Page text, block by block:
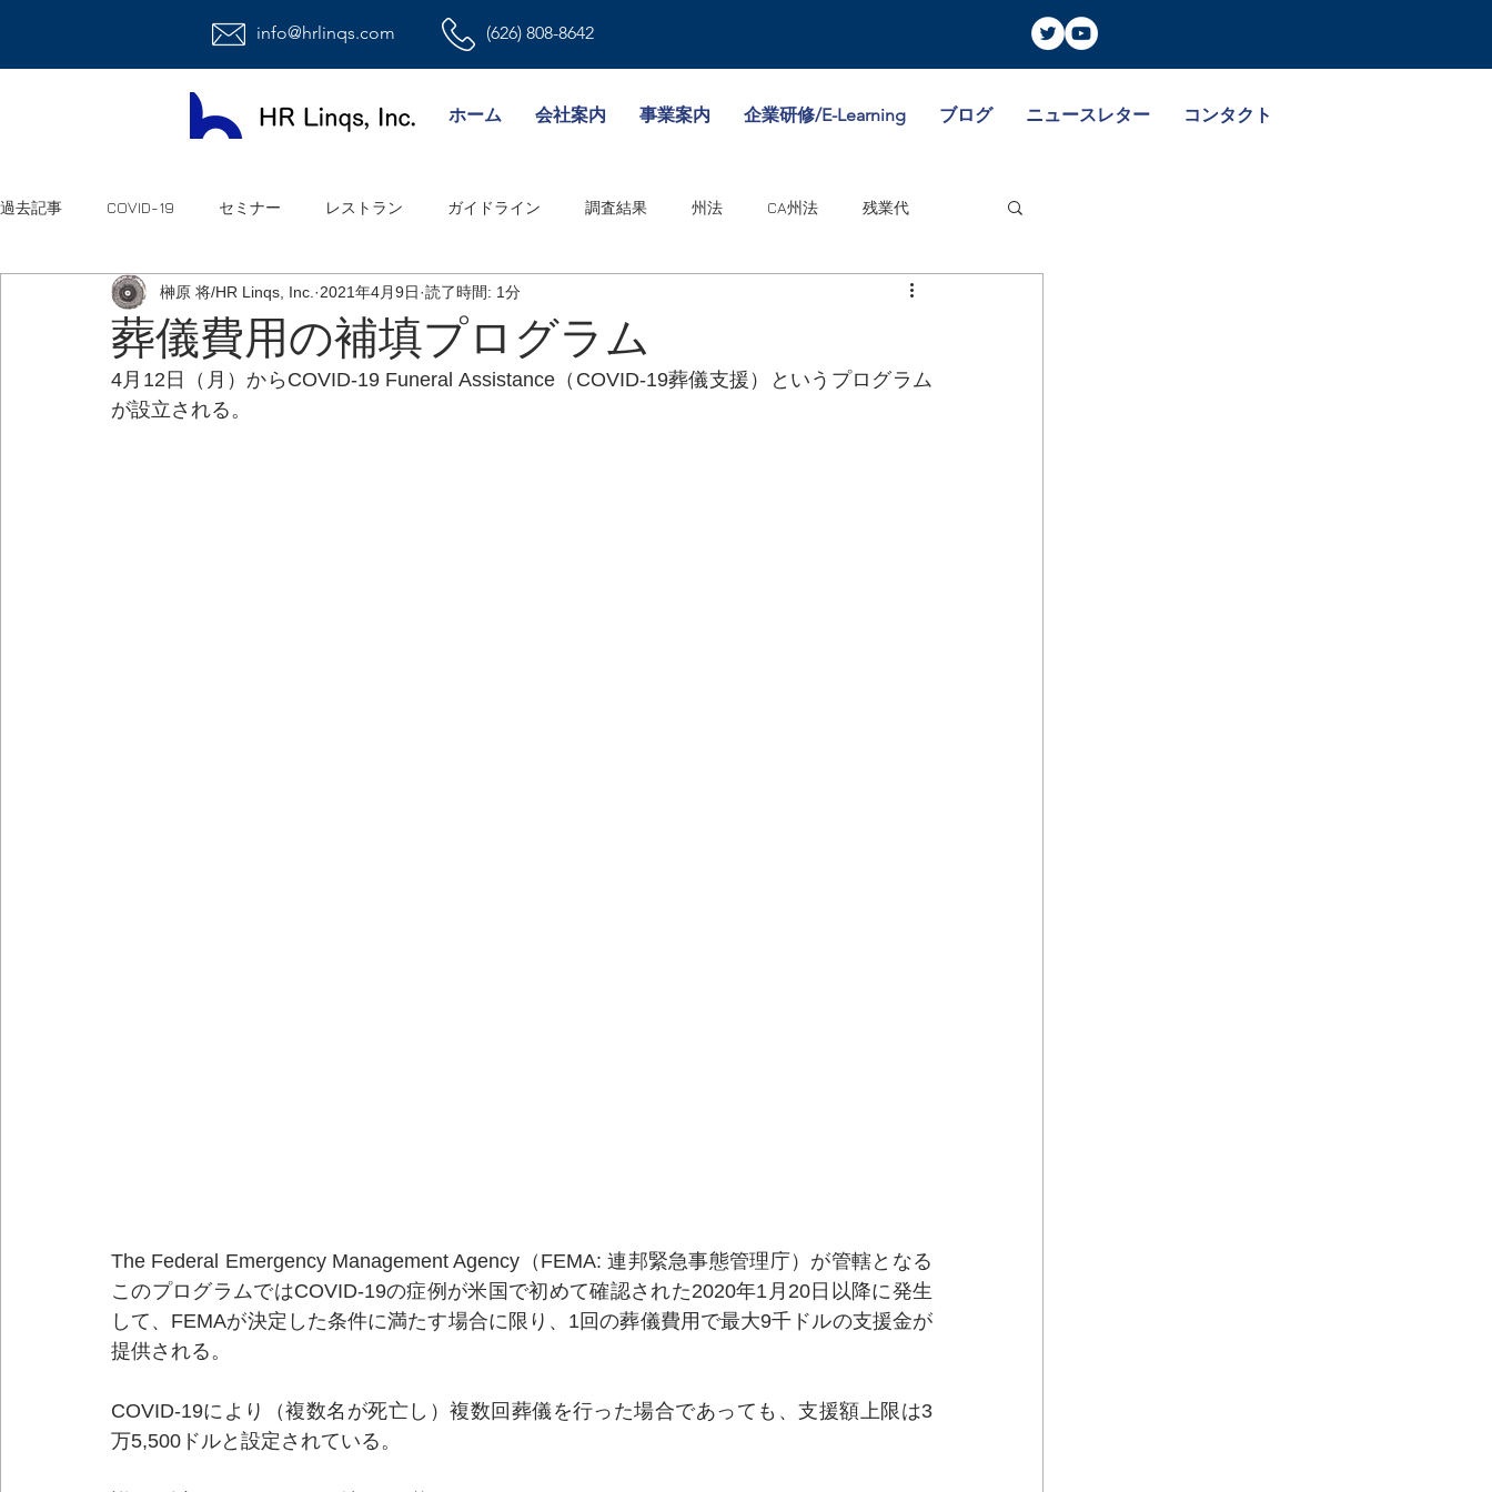
info@hrlinqs.com (626) 808-8642
ホーム 会社案内 事業案内 企業研修/E-Learning ブログ ニュースレター コンタクト
過去記事 COVID-19 セミナー レストラン ガイドライン 調査結果 州法 CA州法 残業代
時給社員/月給社員 最低賃金 給与 福利厚生 就業規則
ハラスメント 雇用 連邦法 退職金 職場環境 WA州法 ビザ 失業保険 NY州法 人事考課
葬儀費用の補填プログラム
榊原 将/HR Linqs, Inc. 2021年4月9日 読了時間: 1分
4月12日（月）からCOVID-19 Funeral Assistance（COVID-19葬儀支援）というプログラム
が設立される。
The Federal Emergency Management Agency（FEMA: 連邦緊急事態管理庁）が管轄となる
このプログラムではCOVID-19の症例が米国で初めて確認された2020年1月20日以降に発生
して、FEMAが決定した条件に満たす場合に限り、1回の葬儀費用で最大9千ドルの支援金が
提供される。
COVID-19により（複数名が死亡し）複数回葬儀を行った場合であっても、支援額上限は3
万5,500ドルと設定されている。